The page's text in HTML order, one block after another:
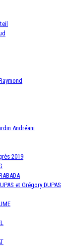
Andréani
2019
et Grégory DUPAS